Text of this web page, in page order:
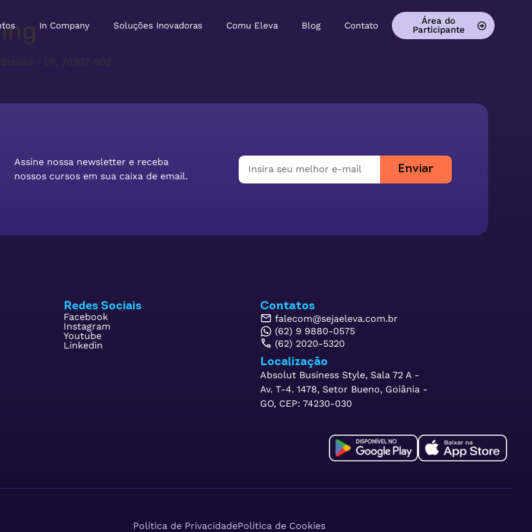
In Company Soluções Inovadoras Comu Eleva Blog Contato
Área do
Participante
– DF, 70307-902.
Assine nossa newsletter e receba
nossos cursos em sua caixa de email.
Enviar
Redes Sociais
Facebook
Instagram
Youtube
Linkedin
Contatos
falecom@sejaeleva.com.br
(62) 9 9880-0575
(62) 2020-5320
Localização
Absolut Business Style, Sala 72 A -
Av. T-4. 1478, Setor Bueno, Goiânia -
GO, CEP: 74230-030
Política de PrivacidadePolítica de Cookies